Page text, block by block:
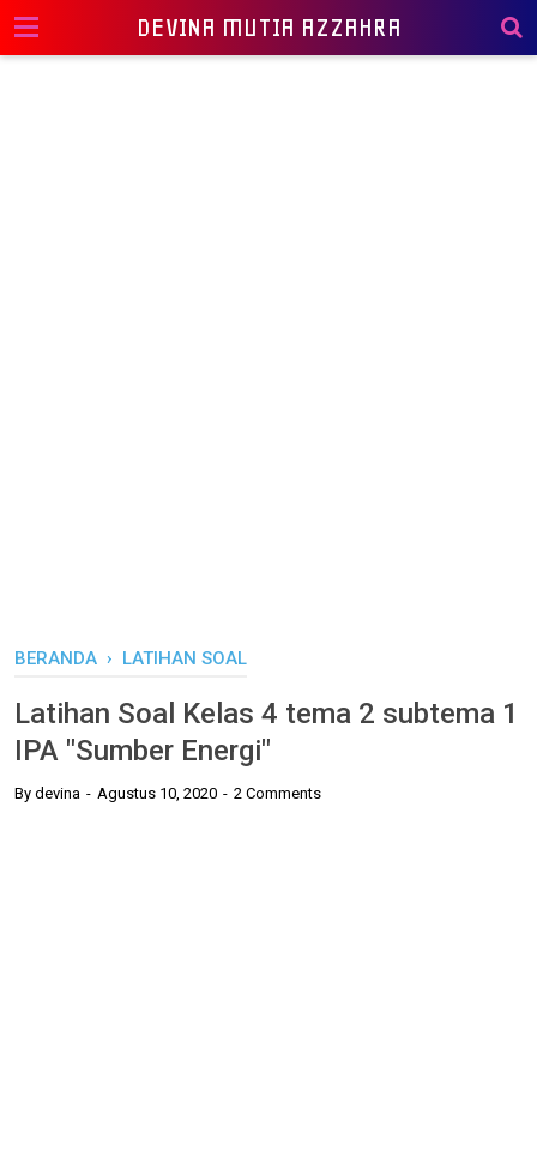
DEVINA MUTIA AZZAHRA
BERANDA › LATIHAN SOAL
Latihan Soal Kelas 4 tema 2 subtema 1
IPA "Sumber Energi"
By devina Agustus 10, 2020 2 Comments